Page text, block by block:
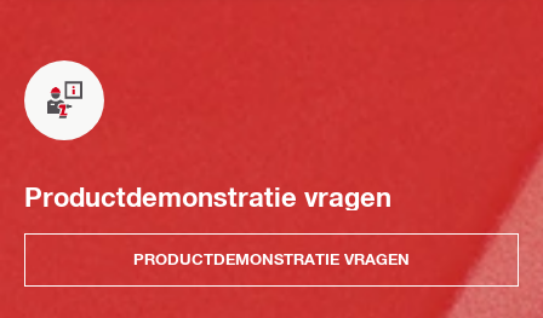
Productdemonstratie vragen
PRODUCTDEMONSTRATIE VRAGEN